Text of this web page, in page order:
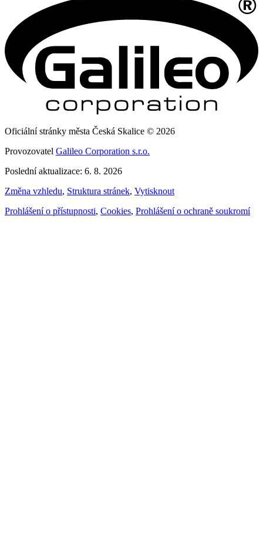
Oficiální stránky města Česká Skalice © 2026
Provozovatel Galileo Corporation s.r.o.
Poslední aktualizace: 6. 8. 2026
Změna vzhledu, Struktura stránek, Vytisknout
Prohlášení o přístupnosti, Cookies, Prohlášení o ochraně soukromí